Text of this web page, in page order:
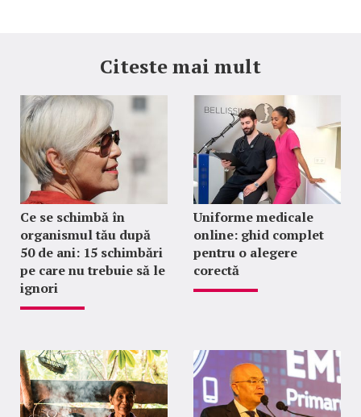
Citeste mai mult
Ce se schimbă în
organismul tău după
50 de ani: 15 schimbări
pe care nu trebuie să le
ignori
Uniforme medicale
online: ghid complet
pentru o alegere
corectă